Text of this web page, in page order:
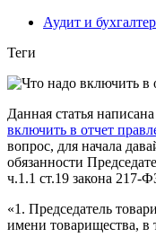
Аудит и
Теги
Данная статья
включить в отчет
вопрос, для начала
обязанности
ч.1.1 ст.19 закона 217-
«1. Председатель
имени товарищества, в